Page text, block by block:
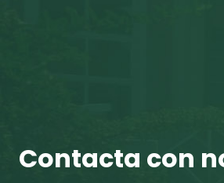
Contacta con